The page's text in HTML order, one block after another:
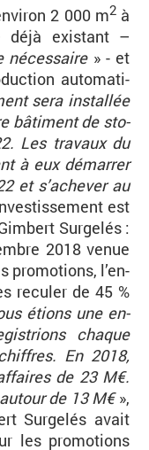
2 000 m2à
déjà exis­tant –
né­ces­saire » - et
au­to­ma­ti­
sera ins­tal­lée
bâ­ti­ment de sto­
Les tra­vaux du
à eux dé­mar­rer
et s’ache­ver au
est
Sur­ge­lés :
2018 venue
pro­mo­tions, l’en­
re­cu­ler de 45 %
étions une en­
chaque
En 2018,
de 23 M€.
de 13 M€ »,
Sur­ge­lés avait
les pro­mo­tions